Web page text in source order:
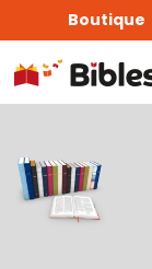
Boutique
Recherche